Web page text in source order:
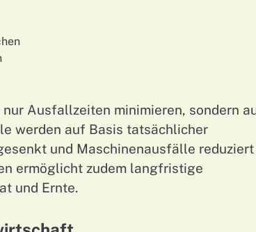
Ausfallzeiten minimieren, sondern
werden auf Basis tatsächlicher
und Maschinenausfälle reduziert
ermöglicht zudem langfristige
und Ernte.